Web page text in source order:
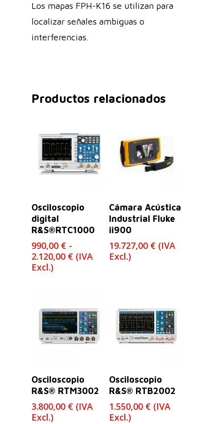
Los mapas FPH-K16 se utilizan para
localizar señales ambiguas o
interferencias.
Productos relacionados
Seleccionar
Opciones
Osciloscopio
digital
R&S®RTC1000
990,00 € -
2.120,00 €Rango
hasta
2.120,00 €
(IVA
Excl.)
Cámara Acústica
Industrial Fluke
ii900
19.727,00 € (IVA
Excl.)
Leer Más
Osciloscopio
R&S® RTM3002
3.800,00 € (IVA
Excl.)
Leer Más
Osciloscopio
R&S® RTB2002
1.550,00 € (IVA
Excl.)